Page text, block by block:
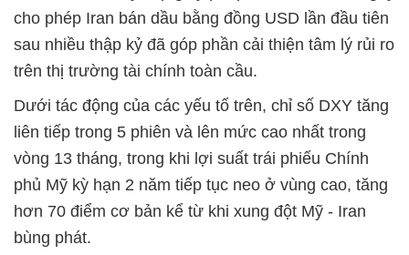
cho phép Iran bán dầu bằng đồng USD lần đầu tiên
sau nhiều thập kỷ đã góp phần cải thiện tâm lý rủi ro
trên thị trường tài chính toàn cầu.
Dưới tác động của các yếu tố trên, chỉ số DXY tăng
liên tiếp trong 5 phiên và lên mức cao nhất trong
vòng 13 tháng, trong khi lợi suất trái phiếu Chính
phủ Mỹ kỳ hạn 2 năm tiếp tục neo ở vùng cao, tăng
hơn 70 điểm cơ bản kể từ khi xung đột Mỹ - Iran
bùng phát.